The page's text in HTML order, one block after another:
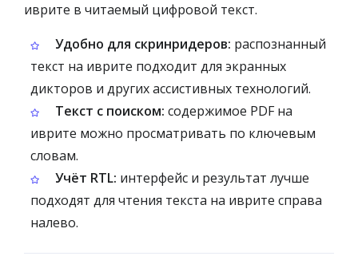
иврите в читаемый цифровой текст.
Удобно для скринридеров: распознанный
текст на иврите подходит для экранных
дикторов и других ассистивных технологий.
Текст с поиском: содержимое PDF на
иврите можно просматривать по ключевым
словам.
Учёт RTL: интерфейс и результат лучше
подходят для чтения текста на иврите справа
налево.